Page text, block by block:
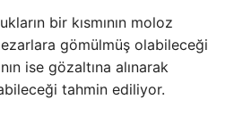
bir kısmının moloz
gömülmüş olabileceği
ise gözaltına alınarak
tahmin ediliyor.